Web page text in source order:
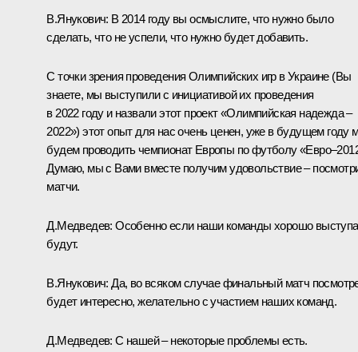
В.Янукович: В 2014 году вы осмыслите, что нужно было
сделать, что не успели, что нужно будет добавить.
С точки зрения проведения Олимпийских игр в Украине (Вы
знаете, мы выступили с инициативой их проведения
в 2022 году и назвали этот проект «Олимпийская надежда –
2022») этот опыт для нас очень ценен, уже в будущем году
будем проводить чемпионат Европы по футболу
Думаю, мы с Вами вместе получим удовольствие –
матчи.
Д.Медведев: Особенно если наши команды хорошо
будут.
В.Янукович: Да, во всяком случае финальный матч
будет интересно, желательно с участием наших команд.
Д.Медведев: С нашей – некоторые проблемы есть.